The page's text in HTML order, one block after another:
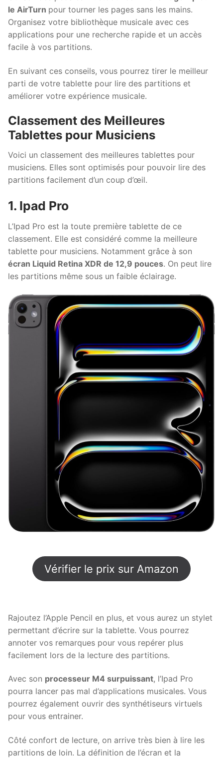
le AirTurn pour tourner les pages sans les mains.
Organisez votre bibliothèque musicale avec ces
applications pour une recherche rapide et un accès
facile à vos partitions.
En suivant ces conseils, vous pourrez tirer le meilleur
parti de votre tablette pour lire des partitions et
améliorer votre expérience musicale.
Classement des Meilleures
Tablettes pour Musiciens
Voici un classement des meilleures tablettes pour
musiciens. Elles sont optimisés pour pouvoir lire des
partitions facilement d’un coup d’œil.
1. Ipad Pro
L’Ipad Pro est la toute première tablette de ce
classement. Elle est considéré comme la meilleure
tablette pour musiciens. Notamment grâce à son
écran Liquid Retina XDR de 12,9 pouces. On peut lire
les partitions même sous un faible éclairage.
Vérifier le prix sur Amazon
Rajoutez l’Apple Pencil en plus, et vous aurez un stylet
permettant d’écrire sur la tablette. Vous pourrez
annoter vos remarques pour vous repérer plus
facilement lors de la lecture des partitions.
Avec son processeur M4 surpuissant, l’Ipad Pro
pourra lancer pas mal d’applications musicales. Vous
pourrez également ouvrir des synthétiseurs virtuels
pour vous entrainer.
Côté confort de lecture, on arrive très bien à lire les
partitions de loin. La définition de l’écran et la